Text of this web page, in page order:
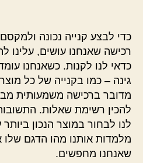
כדי לבצע קנייה נכונה
רכישה שאנחנו עושים, עלינו
כדאי לנו לקנות. כשאנחנו
גינה – כמו בקנייה של כל
מדובר ברכישה משמעותית
להכין רשימת שאלות.
לנו לבחור במוצר הנכון
מלמדות אותנו מהו הדגם שלו
שאנחנו מחפשים.